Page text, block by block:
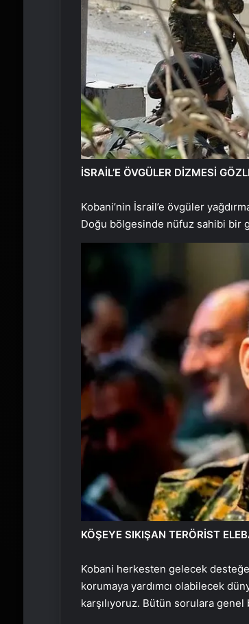
İSRAİL’E ÖVGÜLER DİZMESİ
Kobani’nin İsrail’e övgüler
Doğu bölgesinde nüfuz sahibi bir
KÖŞEYE SIKIŞAN TERÖRİST
Kobani herkesten gelecek desteğe
korumaya yardımcı olabilecek
karşılıyoruz. Bütün sorulara